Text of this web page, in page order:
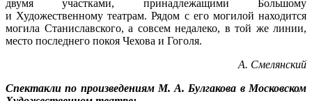
двумя участками, принадлежащими Большому
и Художественному театрам. Рядом с его могилой находится
могила Станиславского, а совсем недалеко, в той же линии,
место последнего покоя Чехова и Гоголя.
А. Смелянский
Спектакли по произведениям М. А. Булгакова в Московском